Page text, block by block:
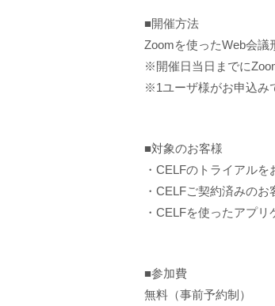
■開催方法
Zoomを使ったWeb会議
※開催日当日までに
※1ユーザ様がお申込み
■対象のお客様
・CELFのトライアル
・CELFご契約済みのお
・CELFを使ったアプ
■参加費
無料（事前予約制）